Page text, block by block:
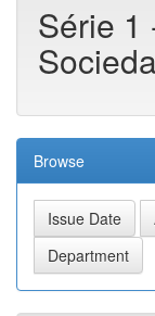
Série 1
Browse